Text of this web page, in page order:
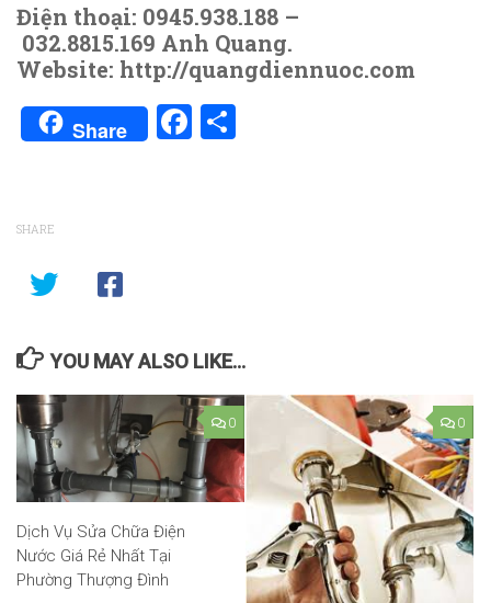
Điện thoại: 0945.938.188 –
032.8815.169 Anh Quang.
Website: http://quangdiennuoc.com
Share Facebook
SHARE
YOU MAY ALSO LIKE...
0
Dịch Vụ Sửa Chữa Điện
Nước Giá Rẻ Nhất Tại
Phường Thượng Đình
0